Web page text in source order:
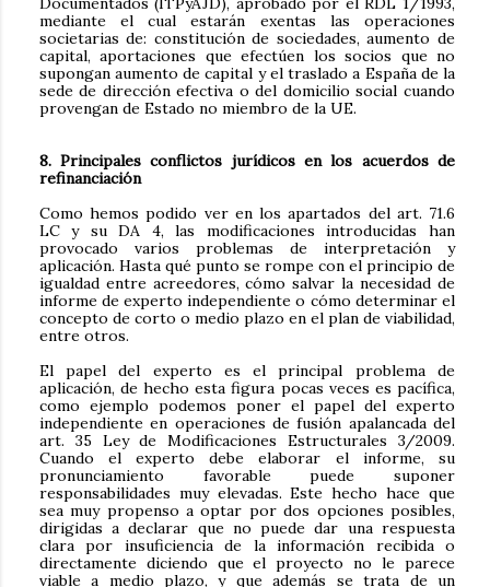
mediante el cual estarán exentas las operaciones
societarias de: constitución de sociedades, aumento de
capital, aportaciones que efectúen los socios que no
supongan aumento de capital y el traslado a España de la
sede de dirección efectiva o del domicilio social cuando
provengan de Estado no miembro de la UE.
8. Principales conflictos jurídicos en los acuerdos de
refinanciación
Como hemos podido ver en los apartados del art. 71.6
LC y su DA 4, las modificaciones introducidas han
provocado varios problemas de interpretación y
aplicación. Hasta qué punto se rompe con el principio de
igualdad entre acreedores, cómo salvar la necesidad de
informe de experto independiente o cómo determinar el
concepto de corto o medio plazo en el plan de viabilidad,
entre otros.
El papel del experto es el principal problema de
aplicación, de hecho esta figura pocas veces es pacífica,
como ejemplo podemos poner el papel del experto
independiente en operaciones de fusión apalancada del
art. 35 Ley de Modificaciones Estructurales 3/2009.
Cuando el experto debe elaborar el informe, su
pronunciamiento favorable puede suponer
responsabilidades muy elevadas. Este hecho hace que
sea muy propenso a optar por dos opciones posibles,
dirigidas a declarar que no puede dar una respuesta
clara por insuficiencia de la información recibida o
directamente diciendo que el proyecto no le parece
viable a medio plazo, y que además se trata de un